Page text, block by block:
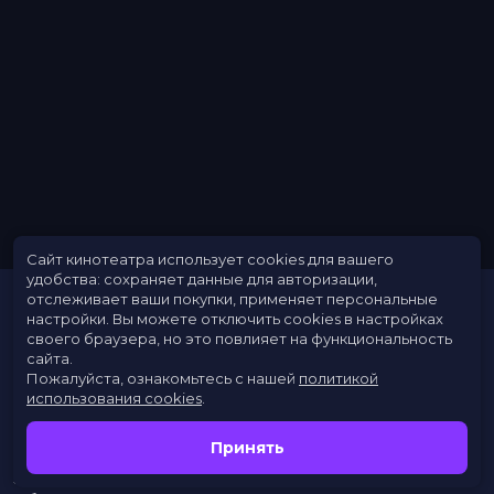
Расписание
Скоро в кино
Заведения
Сайт кинотеатра использует cookies для вашего
удобства: сохраняет данные для авторизации,
отслеживает ваши покупки, применяет персональные
настройки. Вы можете отключить cookies в настройках
своего браузера, но это повлияет на функциональность
сайта.
Пожалуйста, ознакомьтесь с нашей политикой
использования cookies
Принять